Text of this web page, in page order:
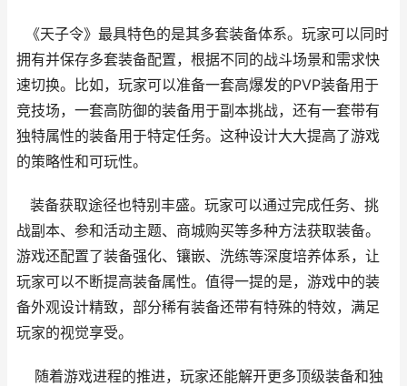
《天子令》最具特色的是其多套装备体系。玩家可以同时
拥有并保存多套装备配置，根据不同的战斗场景和需求快
速切换。比如，玩家可以准备一套高爆发的PVP装备用于
竞技场，一套高防御的装备用于副本挑战，还有一套带有
独特属性的装备用于特定任务。这种设计大大提高了游戏
的策略性和可玩性。
装备获取途径也特别丰盛。玩家可以通过完成任务、挑
战副本、参和活动主题、商城购买等多种方法获取装备。
游戏还配置了装备强化、镶嵌、洗练等深度培养体系，让
玩家可以不断提高装备属性。值得一提的是，游戏中的装
备外观设计精致，部分稀有装备还带有特殊的特效，满足
玩家的视觉享受。
随着游戏进程的推进，玩家还能解开更多顶级装备和独